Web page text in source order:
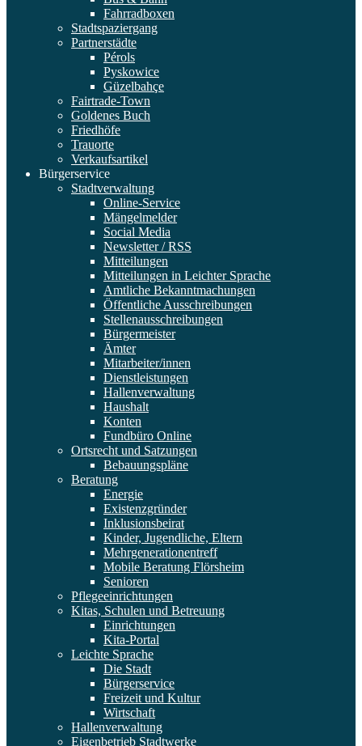
Fahrradboxen
Stadtspaziergang
Partnerstädte
Pérols
Pyskowice
Güzelbahçe
Fairtrade-Town
Goldenes Buch
Friedhöfe
Trauorte
Verkaufsartikel
Bürgerservice
Stadtverwaltung
Online-Service
Mängelmelder
Social Media
Newsletter / RSS
Mitteilungen
Mitteilungen in Leichter Sprache
Amtliche Bekanntmachungen
Öffentliche Ausschreibungen
Stellenausschreibungen
Bürgermeister
Ämter
Mitarbeiter/innen
Dienstleistungen
Hallenverwaltung
Haushalt
Konten
Fundbüro Online
Ortsrecht und Satzungen
Bebauungspläne
Beratung
Energie
Existenzgründer
Inklusionsbeirat
Kinder, Jugendliche, Eltern
Mehrgenerationentreff
Mobile Beratung Flörsheim
Senioren
Pflegeeinrichtungen
Kitas, Schulen und Betreuung
Einrichtungen
Kita-Portal
Leichte Sprache
Die Stadt
Bürgerservice
Freizeit und Kultur
Wirtschaft
Hallenverwaltung
Eigenbetrieb Stadtwerke